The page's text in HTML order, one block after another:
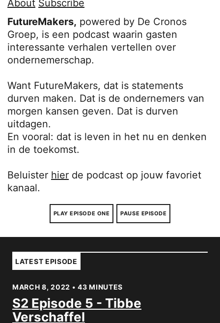
About Subscribe
FutureMakers, powered by De Cronos
Groep, is een podcast waarin gasten
interessante verhalen vertellen over
ondernemerschap.
Want FutureMakers, dat is statements
durven maken. Dat is de ondernemers van
morgen kansen geven. Dat is durven
uitdagen.
En vooral: dat is leven in het nu en denken
in de toekomst.
Beluister hier de podcast op jouw favoriet
kanaal.
PLAY EPISODE ONE PAUSE EPISODE
LATEST EPISODE
MARCH 8, 2022 • 43 MINUTES
S2 Episode 5 - Tibbe
Verschaffel